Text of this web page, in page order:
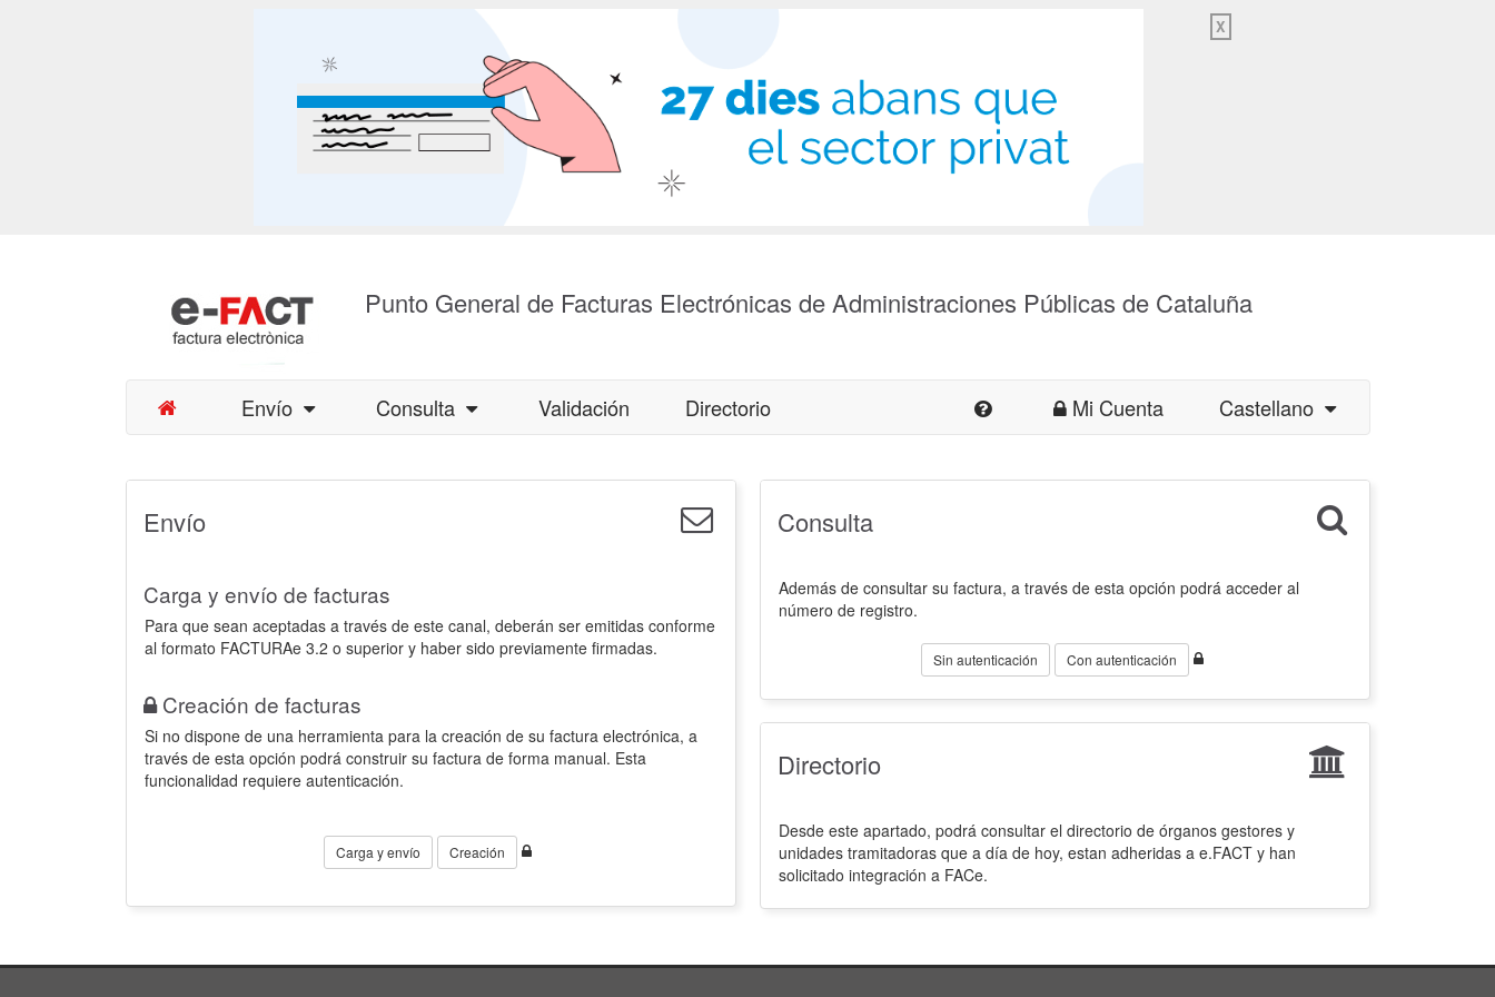
X
Punto General de Facturas Electrónicas de Administraciones Públicas de Cataluña
Envío Consulta Validación Directorio Mi Cuenta Castellano
Envío
Carga y envío de facturas
Para que sean aceptadas a través de este canal, deberán ser emitidas conforme
al formato FACTURAe 3.2 o superior y haber sido previamente firmadas.
Creación de facturas
Si no dispone de una herramienta para la creación de su factura electrónica, a
través de esta opción podrá construir su factura de forma manual. Esta
funcionalidad requiere autenticación.
Carga y envío Creación
Consulta
Además de consultar su factura, a través de esta opción podrá acceder al
número de registro.
Sin autenticación Con autenticación
Directorio
Desde este apartado, podrá consultar el directorio de órganos gestores y
unidades tramitadoras que a día de hoy, estan adheridas a e.FACT y han
solicitado integración a FACe.